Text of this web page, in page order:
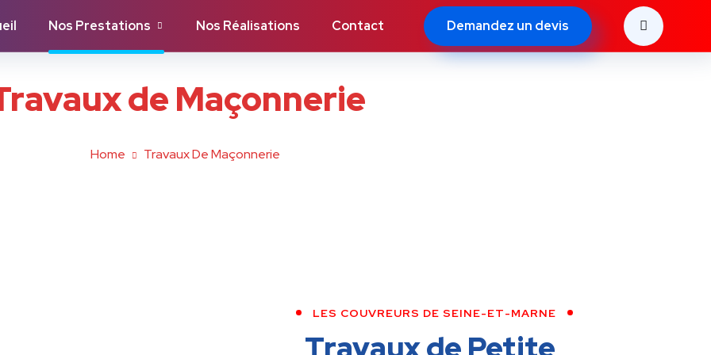
Nos Prestations Nos Réalisations Contact Demandez un devis
de Maçonnerie
Home Travaux De Maçonnerie
LES COUVREURS DE SEINE-ET-MARNE